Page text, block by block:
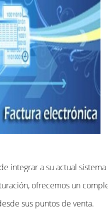
integrar a su actual
ofrecemos un
sus puntos de venta.